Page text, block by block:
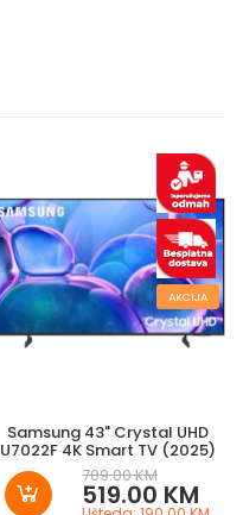
AKCIJA
Samsung 43" Crystal UHD
U7022F 4K Smart TV (2025)
709.00 KM
519.00 KM